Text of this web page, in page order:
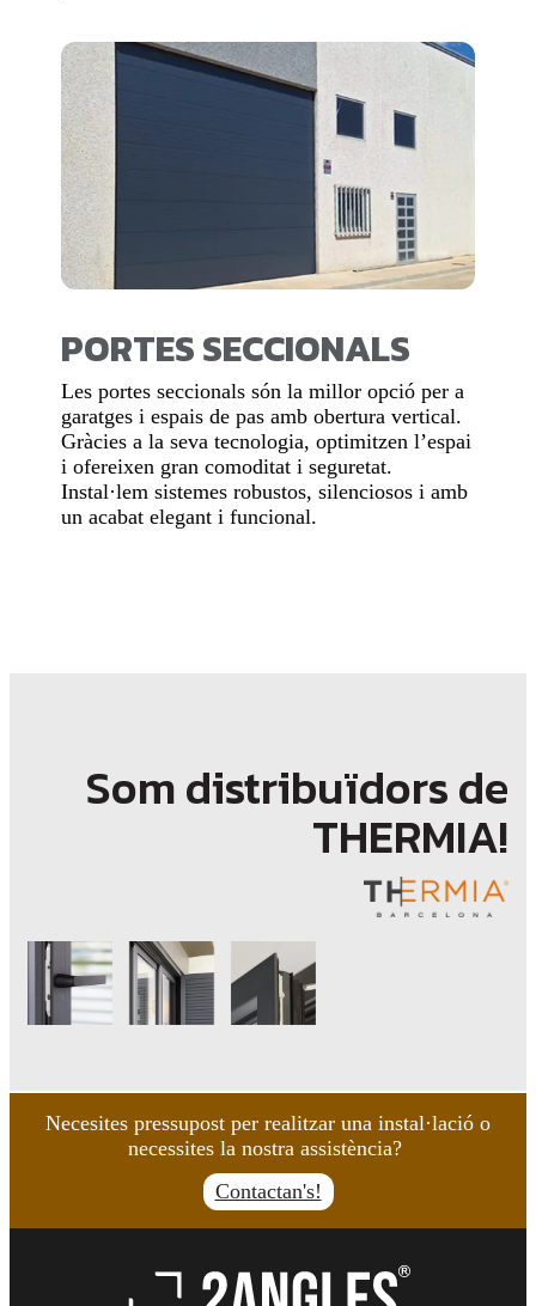
PORTES SECCIONALS
Les portes seccionals són la millor opció per a
garatges i espais de pas amb obertura vertical.
Gràcies a la seva tecnologia, optimitzen l’espai
i ofereixen gran comoditat i seguretat.
Instal·lem sistemes robustos, silenciosos i amb
un acabat elegant i funcional.
Som distribuïdors de
THERMIA!
Necesites pressupost per realitzar una instal·lació o
necessites la nostra assistència?
Contactan's!